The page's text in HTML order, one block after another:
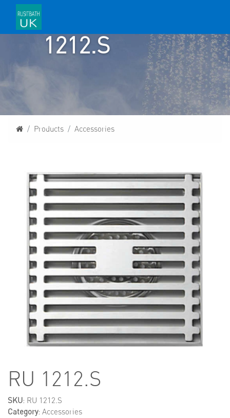
1212.S
Homepage
Products Accessories
RU 1212.S
SKU: RU 1212.S
Category: Accessories